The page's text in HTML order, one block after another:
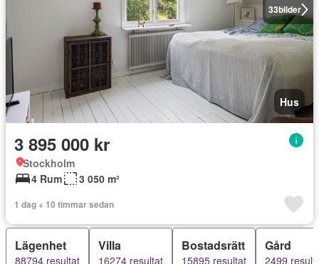
33bilder
Hus
3 895 000 kr
Stockholm
4 Rum
3 050 m²
1 dag + 10 timmar sedan
Lägenhet
88794 resultat
Villa
16274 resultat
Bostadsrätt
15895 resultat
Gård
2499